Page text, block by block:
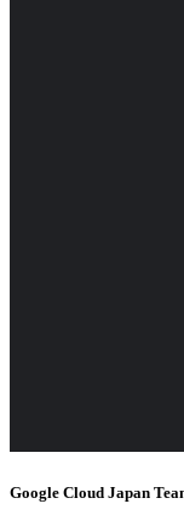
Google Cloud Japan